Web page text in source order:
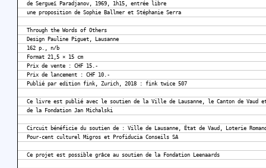
de Sergueï Paradjanov, 1969, 1h15, entrée libre
une proposition de Sophie Ballmer et Stéphanie Serra
Through the Words of Others
Design Pauline Piguet, Lausanne
162 p., n/b
Format 21,5 × 15 cm
Prix de vente : CHF 15.-
Prix de lancement : CHF 10.-
Publié par edition fink, Zurich, 2018 : fink twice 507
Ce livre est publié avec le soutien de la Ville de Lausanne, le Canton de Vaud
de la Fondation Jan Michalski
Circuit bénéficie du soutien de : Ville de Lausanne, État de Vaud, Loterie
Pour-cent culturel Migros et Profiducia Conseils SA
Ce projet est possible grâce au soutien de la Fondation Leenaards